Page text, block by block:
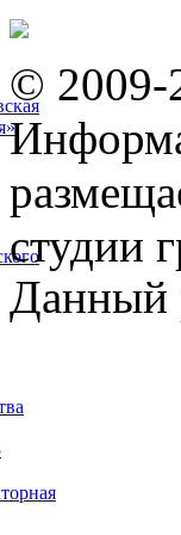
© 2009-
студии
Данный